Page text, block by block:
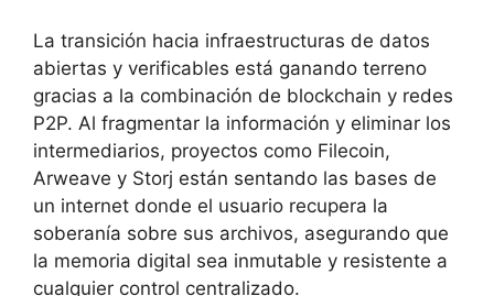
La transición hacia infraestructuras de datos
abiertas y verificables está ganando terreno
gracias a la combinación de blockchain y redes
P2P. Al fragmentar la información y eliminar los
intermediarios, proyectos como Filecoin,
Arweave y Storj están sentando las bases de
un internet donde el usuario recupera la
soberanía sobre sus archivos, asegurando que
la memoria digital sea inmutable y resistente a
cualquier control centralizado.